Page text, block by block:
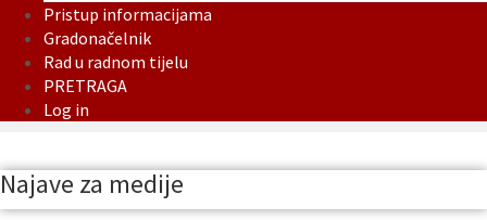
Pristup informacijama
Gradonačelnik
Rad u radnom tijelu
PRETRAGA
Log in
Najave za medije